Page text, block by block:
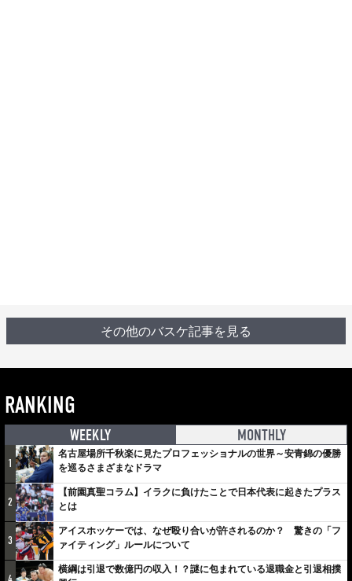
その他のバスケ記事を見る
RANKING
WEEKLY MONTHLY
1
名古屋場所千秋楽に見たプロフェッショナルの世界～安青錦の優勝
を巡るさまざまなドラマ
2
【前園真聖コラム】イラクに負けたことで日本代表に起きたプラス
とは
3
アイスホッケーでは、なぜ殴り合いが許されるのか？ 驚きの「フ
ァイティング」ルールについて
横綱は引退で数億円の収入！？謎に包まれている退職金と引退相撲